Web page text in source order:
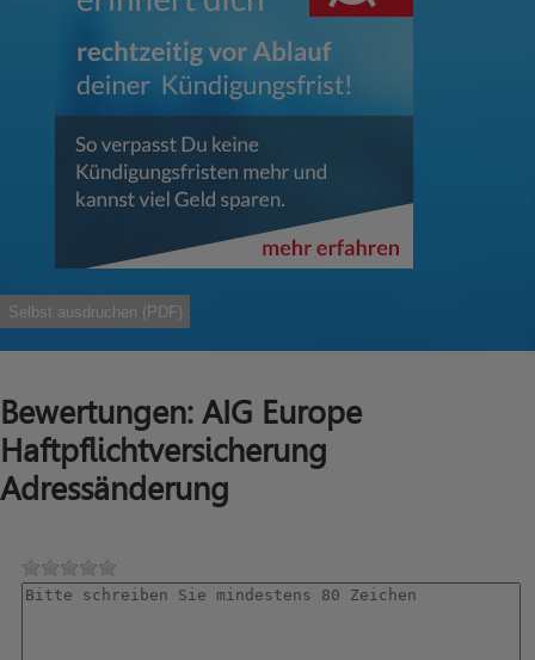
Selbst ausdruchen (PDF)
Bewertungen: AIG Europe
Haftpflichtversicherung
Adressänderung